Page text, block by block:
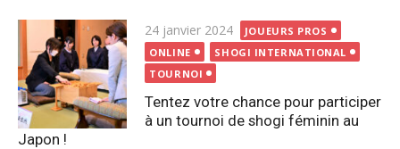
Publié
le
24 janvier 2024
JOUEURS PROS
ONLINE
SHOGI INTERNATIONAL
TOURNOI
Tentez votre chance pour participer
à un tournoi de shogi féminin au
Japon !